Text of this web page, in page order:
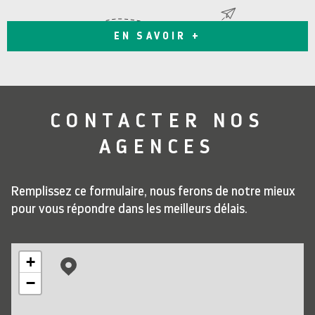
EN SAVOIR +
CONTACTER
NOS
AGENCES
Remplissez ce formulaire, nous ferons de notre mieux
pour vous répondre dans les meilleurs délais.
+
−